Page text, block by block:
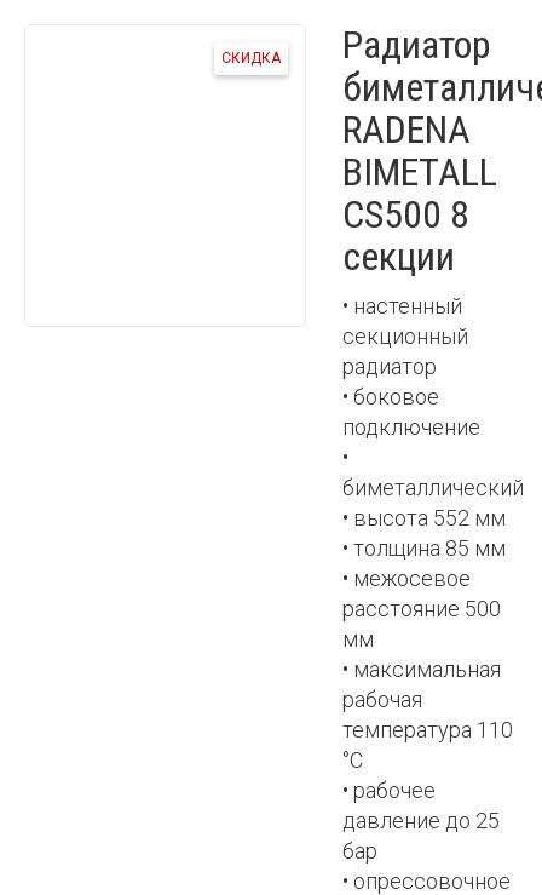
СКИДКА
Радиатор
RADENA
BIMETALL
CS500 8
секции
• настенный
секционный
радиатор
• боковое
подключение
•
биметаллический
• высота 552 мм
• толщина 85 мм
• межосевое
расстояние 500
мм
• максимальная
рабочая
температура 110
°С
• рабочее
давление до 25
бар
• опрессовочное